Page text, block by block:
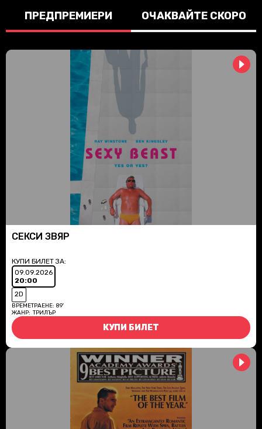
ПРЕДПРЕМИЕРИ ОЧАКВАЙТЕ СКОРО
СЕКСИ ЗВЯР
КУПИ БИЛЕТ ЗА:
09.09.2026
20:00
2D
ВРЕМЕТРАЕНЕ: 89'
ЖАНР: ТРИЛЪР
КУПИ БИЛЕТ